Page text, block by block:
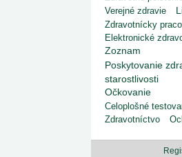
1. 7. 2026
Ministerstvo
zoznam
Rezort
29. 6. 2026
Výzva na
starostlivosti v
22. 6. 2026
Verejné zdravie
Zdravotnícky
Elektronické
Zoznam
Poskytovanie
starostlivosti
Očkovanie
Celoplošné
Zdravotníctvo